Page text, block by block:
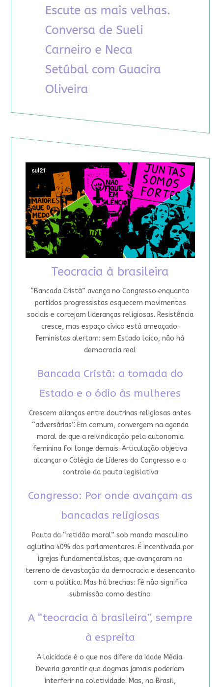
Teocracia à brasileira
“Bancada Cristã” avança no Congresso enquanto
partidos progressistas esquecem movimentos
sociais e cortejam lideranças religiosas. Resistência
cresce, mas espaço cívico está ameaçado.
Feministas alertam: sem Estado laico, não há
democracia real
Bancada Cristã: a tomada do
Estado e o ódio às mulheres
Crescem alianças entre doutrinas religiosas antes
“adversárias”. Em comum, convergem na agenda
moral de que a reivindicação pela autonomia
feminina foi longe demais. Articulação objetiva
alcançar o Colégio de Líderes do Congresso e o
controle da pauta legislativa
Congresso: Por onde avançam as
bancadas religiosas
Pauta da “retidão moral” sob mando masculino
aglutina 40% dos parlamentares. É incentivada por
igrejas fundamentalistas, que avançaram no
terreno de devastação da democracia e desencanto
com a política. Mas há brechas: fé não significa
submissão como destino
A “teocracia à brasileira”, sempre
à espreita
A laicidade é o que nos difere da Idade Média.
Deveria garantir que dogmas jamais poderiam
interferir na coletividade. Mas, no Brasil,